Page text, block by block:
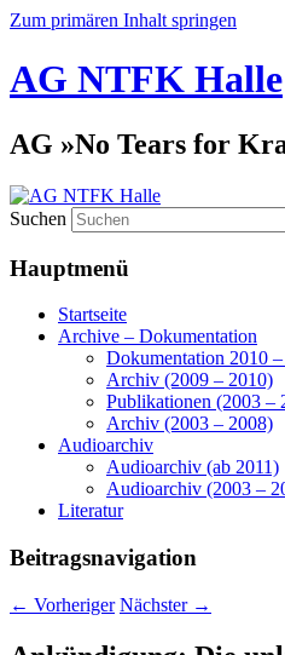
Zum primären Inhalt springen
AG NTFK Halle
AG »No Tears for
Suchen
Hauptmenü
Startseite
Archive – Dokumentation
Dokumentation 2010
Archiv (2009 – 2010)
Publikationen (2003 –
Archiv (2003 – 2008)
Audioarchiv
Audioarchiv (ab 2011)
Audioarchiv (2003 –
Literatur
Beitragsnavigation
← Vorheriger Nächster →